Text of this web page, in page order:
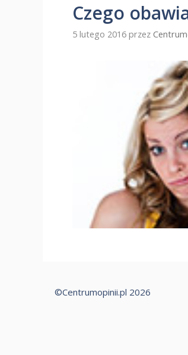
Czego
5 lutego 2016 przez
©Centrumopinii.pl 2026